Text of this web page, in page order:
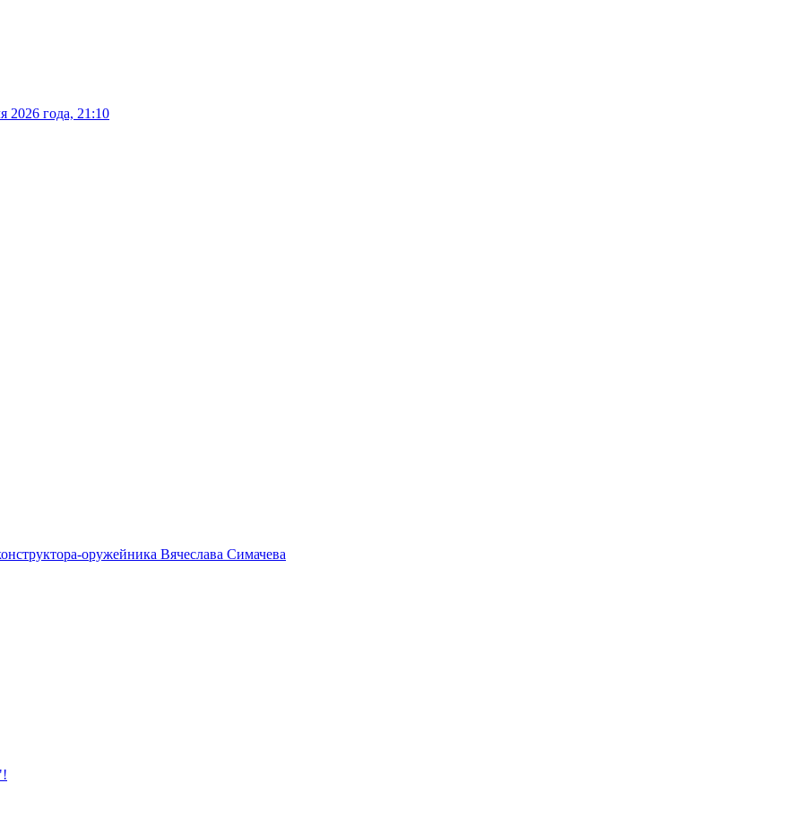
2026 года, 21:10
оружейника Вячеслава Симачева